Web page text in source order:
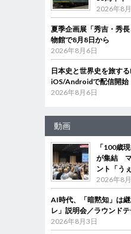
2026年8
夏季企画展「秀吉・秀
物館で8月8日から
2026年8月6日
日本史と世界史を旅す
iOS/Androidで配信開始
2026年8月6日
動画
「100歳
が集結 マ
ント「う
2026年8
AI時代、「暗黙知」は
レ」説明会／ラウンド
2026年8月3日